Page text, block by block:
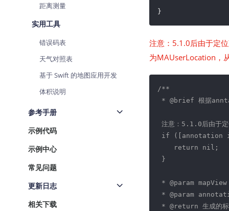
距离测量
实用工具
错误码表
天气对照表
基于 Swift 的地图应用开发
体积说明
参考手册
示例代码
示例中心
常见问题
更新日志
相关下载
注意：5.1.0后由于定
为MAUserLocation，
/**
* @brief 根据
注意：5.1.0后由于
if ([annotation
    return nil;
}
* @param
* @param
* @return 生成的